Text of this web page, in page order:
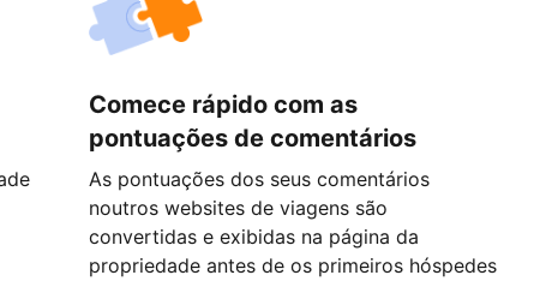
Comece rápido com as
pontuações de comentários
As pontuações dos seus comentários
noutros websites de viagens são
convertidas e exibidas na página da
propriedade antes de os primeiros hóspedes